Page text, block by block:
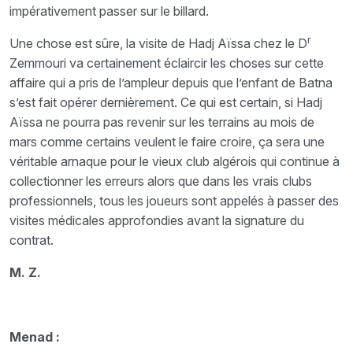
impérativement passer sur le billard.
Une chose est sûre, la visite de Hadj Aïssa chez le Dr
Zemmouri va certainement éclaircir les choses sur cette
affaire qui a pris de l’ampleur depuis que l’enfant de Batna
s’est fait opérer dernièrement. Ce qui est certain, si Hadj
Aïssa ne pourra pas revenir sur les terrains au mois de
mars comme certains veulent le faire croire, ça sera une
véritable arnaque pour le vieux club algérois qui continue à
collectionner les erreurs alors que dans les vrais clubs
professionnels, tous les joueurs sont appelés à passer des
visites médicales approfondies avant la signature du
contrat.
M. Z.
Menad :